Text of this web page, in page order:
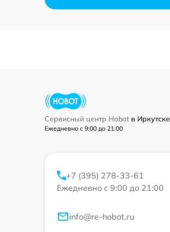
Сервисный центр Hobot в Иркутске
Ежедневно с 9:00 до 21:00
+7 (395) 278-33-61
Ежедневно с 9:00 до 21:00
info@re-hobot.ru